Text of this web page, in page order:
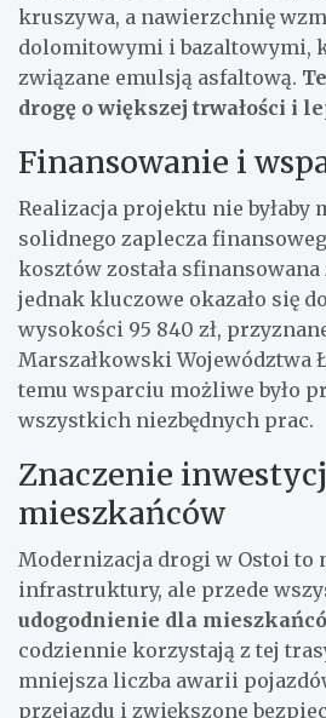
kruszywa, a nawierzchnię
dolomitowymi i bazaltowymi,
związane emulsją asfaltową.
drogę o większej trwałości i
Finansowanie i
Realizacja projektu nie byłaby
solidnego zaplecza
kosztów została sfinansowana
jednak kluczowe okazało się
wysokości 95 840 zł,
Marszałkowski Województwa
temu wsparciu możliwe było
wszystkich niezbędnych prac.
Znaczenie
mieszkańców
Modernizacja drogi w Ostoi to
infrastruktury, ale przede
udogodnienie dla
codziennie korzystają z tej
mniejsza liczba awarii
przejazdu i zwiększone